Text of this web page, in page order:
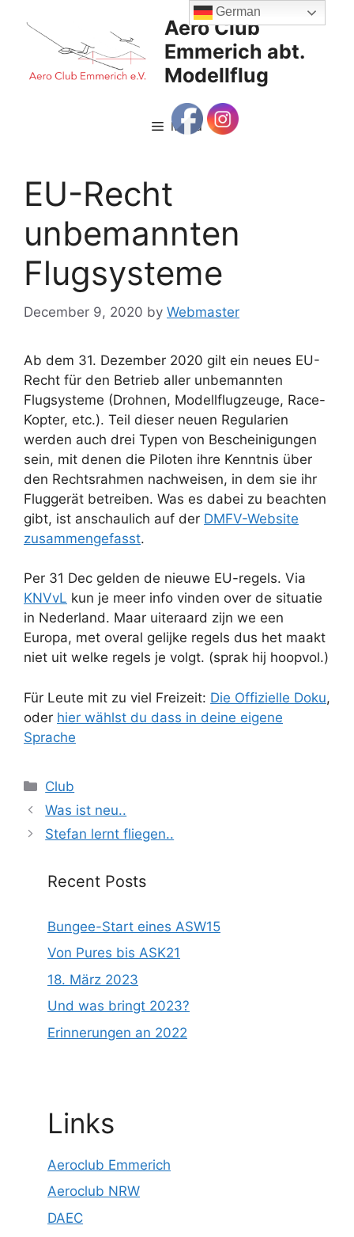
Aero Club
Emmerich abt.
Modellflug
Menu
EU-Recht
unbemannten
Flugsysteme
December 9, 2020 by Webmaster
Ab dem 31. Dezember 2020 gilt ein neues EU-
Recht für den Betrieb aller unbemannten
Flugsysteme (Drohnen, Modellflugzeuge, Race-
Kopter, etc.). Teil dieser neuen Regularien
werden auch drei Typen von Bescheinigungen
sein, mit denen die Piloten ihre Kenntnis über
den Rechtsrahmen nachweisen, in dem sie ihr
Fluggerät betreiben. Was es dabei zu beachten
gibt, ist anschaulich auf der DMFV-Website
zusammengefasst.
Per 31 Dec gelden de nieuwe EU-regels. Via
KNVvL kun je meer info vinden over de situatie
in Nederland. Maar uiteraard zijn we een
Europa, met overal gelijke regels dus het maakt
niet uit welke regels je volgt. (sprak hij hoopvol.)
Für Leute mit zu viel Freizeit: Die Offizielle Doku,
oder hier wählst du dass in deine eigene
Sprache
Categories
Club
Was ist neu..
Stefan lernt fliegen..
Recent Posts
Bungee-Start eines ASW15
Von Pures bis ASK21
18. März 2023
Und was bringt 2023?
Erinnerungen an 2022
Links
Aeroclub Emmerich
Aeroclub NRW
DAEC
German